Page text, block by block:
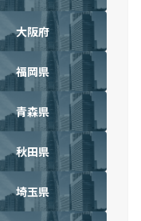
大阪府
福岡県
青森県
秋田県
埼玉県